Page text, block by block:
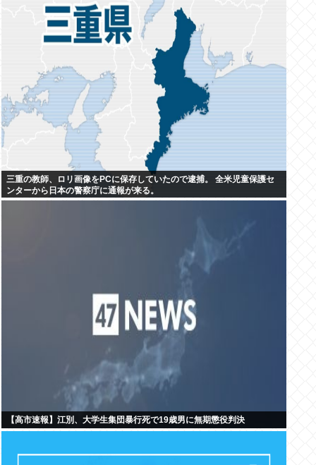
三重の教師、ロリ画像をPCに保存していたので逮捕。 全米児童保護セ
ンターから日本の警察庁に通報が来る。
【高市速報】江別、大学生集団暴行死で19歳男に無期懲役判決